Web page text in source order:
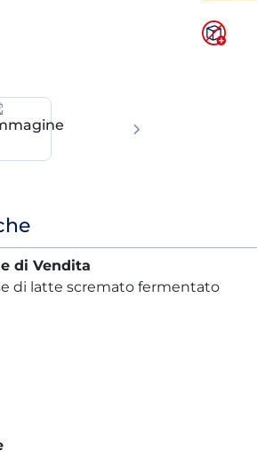
di Vendita
di latte scremato fermentato